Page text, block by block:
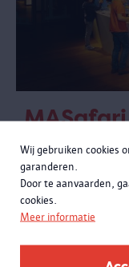
Wij gebruiken cookies
garanderen.
Door te aanvaarden,
cookies.
Meer informatie
MASafari
Kinderen van 5 tot 10
zoek naar dieren in
opdrachten.